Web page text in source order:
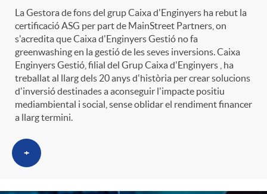
La Gestora de fons del grup Caixa d'Enginyers ha rebut la
certificació ASG per part de MainStreet Partners, on
s'acredita que Caixa d'Enginyers Gestió no fa
greenwashing en la gestió de les seves inversions. Caixa
Enginyers Gestió, filial del Grup Caixa d'Enginyers , ha
treballat al llarg dels 20 anys d'història per crear solucions
d'inversió destinades a aconseguir l'impacte positiu
mediambiental i social, sense oblidar el rendiment financer
a llarg termini.
+